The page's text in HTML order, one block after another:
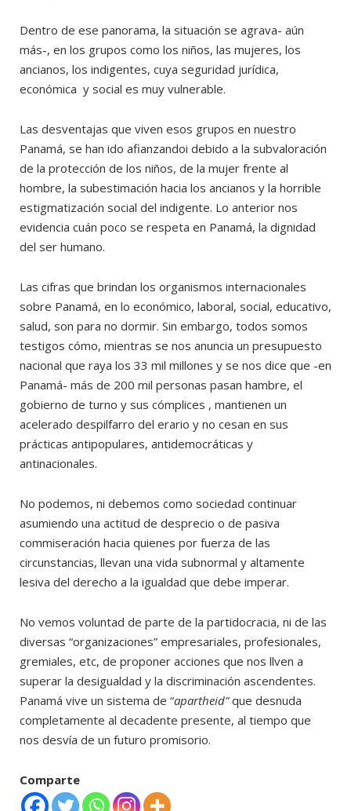
Dentro de ese panorama, la situación se agrava- aún
más-, en los grupos como los niños, las mujeres, los
ancianos, los indigentes, cuya seguridad jurídica,
económica y social es muy vulnerable.
Las desventajas que viven esos grupos en nuestro
Panamá, se han ido afianzandoi debido a la subvaloración
de la protección de los niños, de la mujer frente al
hombre, la subestimación hacia los ancianos y la horrible
estigmatización social del indigente. Lo anterior nos
evidencia cuán poco se respeta en Panamá, la dignidad
del ser humano.
Las cifras que brindan los organismos internacionales
sobre Panamá, en lo económico, laboral, social, educativo,
salud, son para no dormir. Sin embargo, todos somos
testigos cómo, mientras se nos anuncia un presupuesto
nacional que raya los 33 mil millones y se nos dice que -en
Panamá- más de 200 mil personas pasan hambre, el
gobierno de turno y sus cómplices , mantienen un
acelerado despilfarro del erario y no cesan en sus
prácticas antipopulares, antidemocráticas y
antinacionales.
No podemos, ni debemos como sociedad continuar
asumiendo una actitud de desprecio o de pasiva
commiseración hacia quienes por fuerza de las
circunstancias, llevan una vida subnormal y altamente
lesiva del derecho a la igualdad que debe imperar.
No vemos voluntad de parte de la partidocracia, ni de las
diversas “organizaciones” empresariales, profesionales,
gremiales, etc, de proponer acciones que nos llven a
superar la desigualdad y la discriminación ascendentes.
Panamá vive un sistema de “apartheid”que desnuda
completamente al decadente presente, al tiempo que
nos desvía de un futuro promisorio.
Comparte